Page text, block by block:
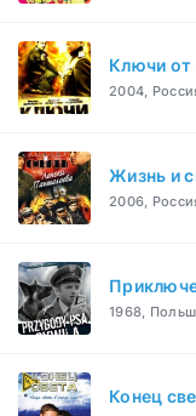
Ключи от
2004,
Жизнь и
2006,
1968,
Конец